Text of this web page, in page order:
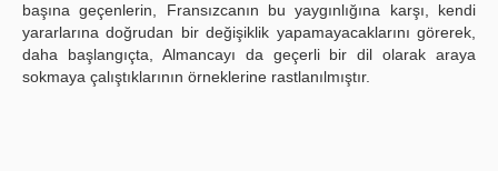
başına geçenlerin, Fransızcanın bu yaygınlığına karşı, kendi
yararlarına doğrudan bir değişiklik yapamayacaklarını görerek,
daha başlangıçta, Almancayı da geçerli bir dil olarak araya
sokmaya çalıştıklarının örneklerine rastlanılmıştır.